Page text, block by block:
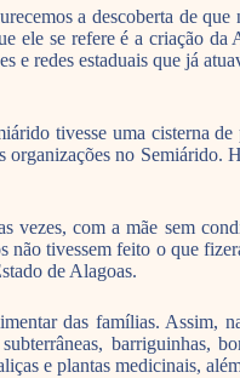
a descoberta de
se refere é a criação da
redes estaduais que já
tivesse uma cisterna de
organizações no
com a mãe sem
tivessem feito o que
de Alagoas.
das famílias. Assim,
barriguinhas,
e plantas medicinais,